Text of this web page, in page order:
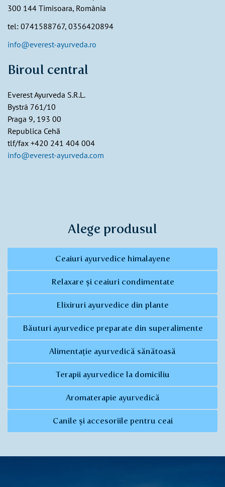
300 144 Timisoara, România
tel: 0741588767, 0356420894
info@everest-ayurveda.ro
Biroul central
Everest Ayurveda S.R.L.
Bystrá 761/10
Praga 9, 193 00
Republica Cehă
tlf/fax +420 241 404 004
info@everest-ayurveda.com
Alege produsul
Ceaiuri ayurvedice himalayene
Relaxare și ceaiuri condimentate
Elixiruri ayurvedice din plante
Băuturi ayurvedice preparate din superalimente
Alimentație ayurvedică sănătoasă
Terapii ayurvedice la domiciliu
Aromaterapie ayurvedică
Canile și accesoriile pentru ceai